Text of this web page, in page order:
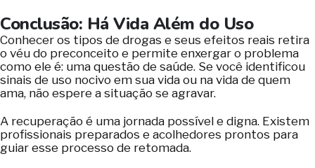
Conclusão: Há Vida Além do Uso
Conhecer os tipos de drogas e seus efeitos reais retira
o véu do preconceito e permite enxergar o problema
como ele é: uma questão de saúde. Se você identificou
sinais de uso nocivo em sua vida ou na vida de quem
ama, não espere a situação se agravar.
A recuperação é uma jornada possível e digna. Existem
profissionais preparados e acolhedores prontos para
guiar esse processo de retomada.